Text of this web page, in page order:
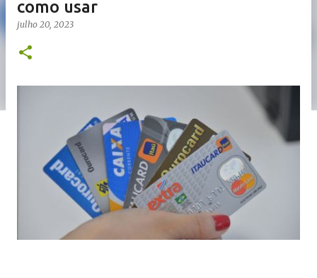
como usar
julho 20, 2023